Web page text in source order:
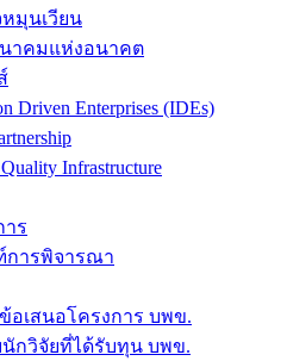
มุนเวียน
าคมแห่งอนาคต
Driven Enterprises (IDEs)
Infrastructure
าร
ารพิจารณา
อเสนอโครงการ บพข.
กวิจัยที่ได้รับทุน บพข.